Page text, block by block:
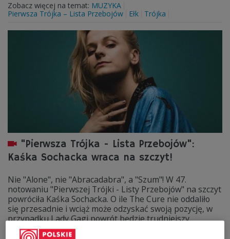
Zobacz więcej na temat: MUZYKA
Pierwsza Trójka – Lista Przebojów
Ełk Trójka
"Pierwsza Trójka - Lista Przebojów":
Kaśka Sochacka wraca na szczyt!
Nie "Alone", nie "Abracadabra", a "Szum"! W 47.
notowaniu "Pierwszej Trójki - Listy Przebojów" na szczyt
powróciła Kaśka Sochacka. O ile The Cure nie oddaliło
się przesadnie i wciąż może odzyskać swoją pozycję, w
przypadku Lady Gagi powrót będzie trudniejszy.
Zobacz więcej na temat: